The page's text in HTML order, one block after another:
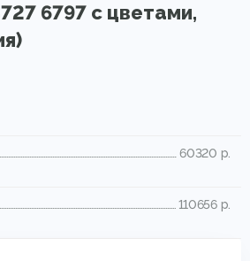
6797 с цветами,
60320 р.
110656 р.